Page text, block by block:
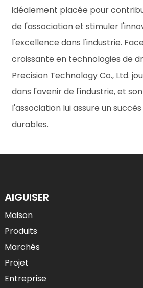
idéalement placée pour
de l'association et stimuler
l'excellence dans l'industrie.
croissante en technologies de
Precision Technology Co., Ltd.
dans l'avenir de l'industrie, et
l'association lui assure un
durables.
AIGUISER
Maison
Produits
Marchés
Projet
Entreprise